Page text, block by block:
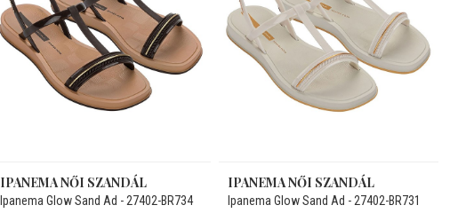
IPANEMA NŐI SZANDÁL
Ipanema Glow Sand Ad - 27402-BR734
IPANEMA NŐI SZANDÁL
Ipanema Glow Sand Ad - 27402-BR731